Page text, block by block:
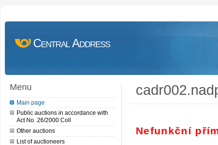
Central Address
Menu
Main page
Public auctions in accordance with
Act No. 26/2000 Coll
Other auctions
List of auctioneers
Nefunkční